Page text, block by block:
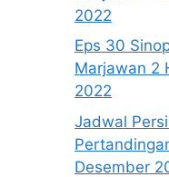
2022
Eps 30
Marjawan 2
2022
Jadwal
Desember